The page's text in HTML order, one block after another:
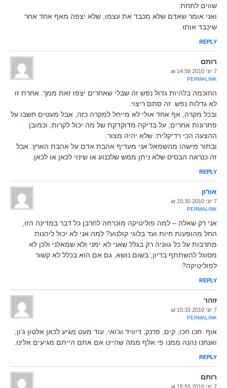
שווים לתחת.
ואני אומר שאדם שלא מכבד את עצמו, שלא יצפה מאף אחד אחר
שיכבד אותו.
REPLY
רותם
7 יוני 2010 at 14:58
PERMALINK
החוכמה בלהיות גדול נפש זה שבלי שאחרים יצפו זאת ממך. אחרת זו
לא גדלות נפש. זה סתם ריצוי.
ובכל מקרה, אף אחד אולי לא מייחל למקרה כזה, אבל מעטים חשבו על
פתרונות אחרים, על בדיקה מדוקדקת של מה יכול לקרות, וכמובן
ההצעה הכי רדיקלית: שלא יהיה מצור.
ובתור מישהו מהשמאל אני מעדיף אהבת אדם על אהבת הארץ. אבל
זה כנראה הבסיס שלא ניתן ממש שלכנוע או שינוי לכאן או לכאן.
REPLY
אורון
7 יוני 2010 at 15:30
PERMALINK
אני רק שאלה – למה פוליטיקה מוכרחה לחרבן כל דבר במדינה הזו,
החל מהופעות חיות ועד בלוגי קולנוע? למה אני לא יכול ליהנות
מתרבות על כל גווניה רק בגלל שאני לא ימני ולא שמאלני ולכן לא
מסוגל להשתתף בדיון, בשום נושא, גם אם הוא בכלל לא קשור
לפוליטיקה?
REPLY
זוהר
7 יוני 2010 at 15:33
PERMALINK
אוף. חכו חכו, קים, פרנק, דיוויד וג'ואי. עוד מעט מגיע לכאן אלטון ג'ון,
ואנחנו נהנה ממנו פי אלף ממה שהיינו אם אתם הייתם מגיעים אלינו.
REPLY
רותם
7 יוני 2010 at 15:55